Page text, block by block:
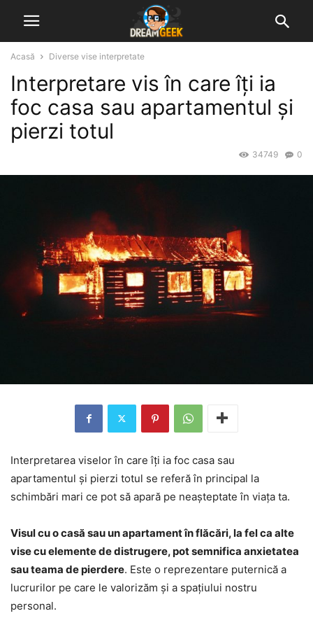
Acasă Diverse vise interpretate
Interpretare vis în care îți ia
foc casa sau apartamentul și
pierzi totul
0
34749
Interpretarea viselor în care îți ia foc casa sau
apartamentul și pierzi totul se referă în principal la
schimbări mari ce pot să apară pe neașteptate în viața ta.
Visul cu o casă sau un apartament în flăcări, la fel ca alte
vise cu elemente de distrugere, pot semnifica anxietatea
sau teama de pierdere. Este o reprezentare puternică a
lucrurilor pe care le valorizăm și a spațiului nostru
personal.